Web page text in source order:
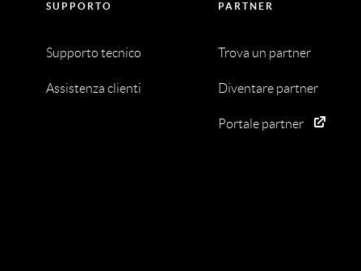
SUPPORTO
Supporto tecnico
Assistenza clienti
PARTNER
Trova un partner
Diventare partner
Portale partner